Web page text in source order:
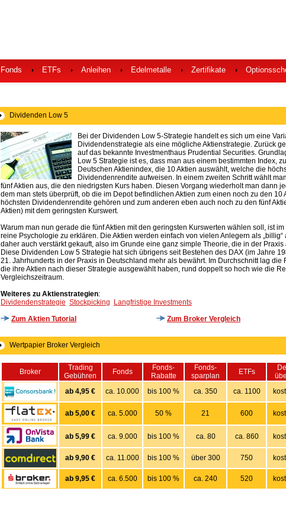
Fonds ETFs Anleihen Edelmetalle Zertifikate
Dividenden Low 5
Bei der Dividenden Low 5-Strategie handelt es sich um eine
Dividendenstrategie als eine mögliche Aktienstrategie. Zurück
auf das bekannte Investmenthaus Prudential Securities.
Low 5 Strategie ist es, dass man aus einem bestimmten Index,
Deutschen Aktienindex, die 10 Aktien auswählt, welche die
Dividendenrendite aufweisen. In einem zweiten Schritt wählt
fünf Aktien aus, die den niedrigsten Kurs haben. Diesen Vorgang wiederholt man dann
dem man stets überprüft, ob die im Depot befindlichen Aktien zum einen noch zu den 10
höchsten Dividendenrendite gehören und zum anderen eben auch noch zu den fünf
Aktien) mit dem geringsten Kurswert.
Warum man nun gerade die fünf Aktien mit den geringsten Kurswerten wählen soll, ist
reine Psychologie zu erklären. Die Aktien werden einfach von vielen Anlegern als „billig“
daher auch verstärkt gekauft, also im Grunde eine ganz simple Theorie, die in der
Diese Dividenden Low 5 Strategie hat sich übrigens seit Bestehen des DAX (im Jahre
21. Jahrhunderts in der Praxis in Deutschland mehr als bewährt. Im Durchschnitt lag die
die ihre Aktien nach dieser Strategie ausgewählt haben, rund doppelt so hoch wie die
Vergleichszeitraum.
Weiteres zu Aktienstrategien:
Dividendenstrategie Stockpicking
Langfristige Investments
Zum Aktien Tutorial
Zum Broker Vergleich
Wertpapier Broker Vergleich
Broker
Trading
Gebühren
Fonds
Fonds-
Rabatte
Fonds-
sparplan
ETFs
ab 4,95 €
ca. 10.000 bis 100 % ca. 350 ca. 1100
ab 5,00 € ca. 5.000 50 % 21 600
ab 5,99 € ca. 9.000 bis 100 % ca. 80 ca. 860
ab 9,90 € ca. 11.000 bis 100 % über 300 750
ab 9,95 € ca. 6.500 bis 100 % ca. 240 520